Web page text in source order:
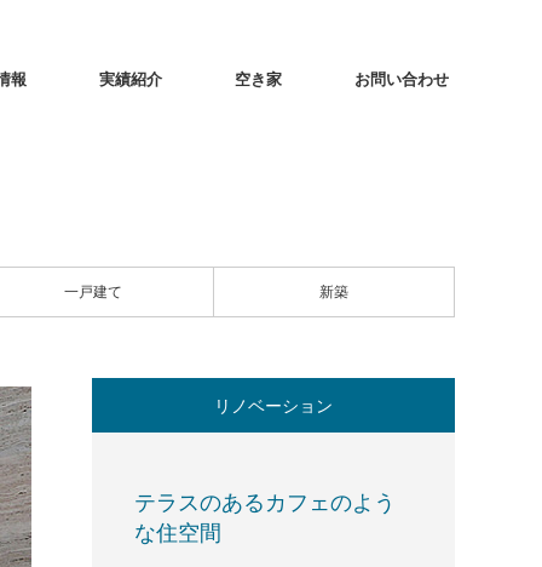
報 実績紹介 空き家 お問い合わせ
一戸建て 新築
リノベーション
テラスのあるカフェのよう
な住空間